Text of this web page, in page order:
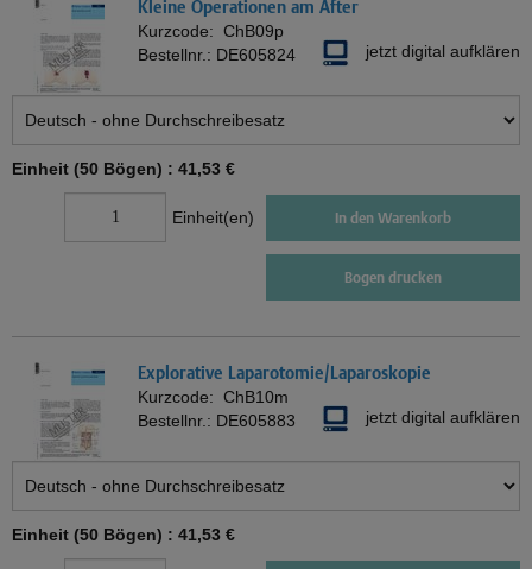
Kleine Operationen am After
Kurzcode: ChB09p
Bestellnr.: DE605824 jetzt digital aufklären
Einheit (50 Bögen) : 41,53 €
Einheit(en) In den Warenkorb
Bogen drucken
Explorative Laparotomie/Laparoskopie
Kurzcode: ChB10m
Bestellnr.: DE605883 jetzt digital aufklären
Einheit (50 Bögen) : 41,53 €